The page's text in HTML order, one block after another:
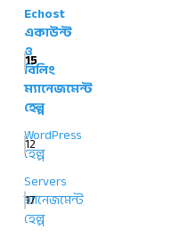
Echost
একাউন্ট
ও
বিলিং
ম্যানেজমেন্ট
হেল্প
15
WordPress
হেল্প
12
Servers
ম্যানেজমেন্ট
হেল্প
17